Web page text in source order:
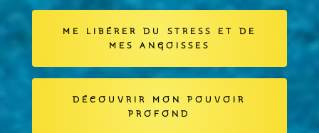
ME LIBÉRER DU STRESS ET DE
MES ANGOISSES
DÉCOUVRIR MON POUVOIR
PROFOND